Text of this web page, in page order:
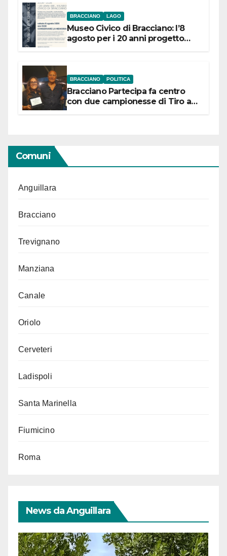
BRACCIANO LAGO
Museo Civico di Bracciano: l’8
agosto per i 20 anni progetto
BRACCIANO POLITICA
Bracciano Partecipa fa centro
con due campionesse di Tiro a
Comuni
Anguillara
Bracciano
Trevignano
Manziana
Canale
Oriolo
Cerveteri
Ladispoli
Santa Marinella
Fiumicino
Roma
News da Anguillara